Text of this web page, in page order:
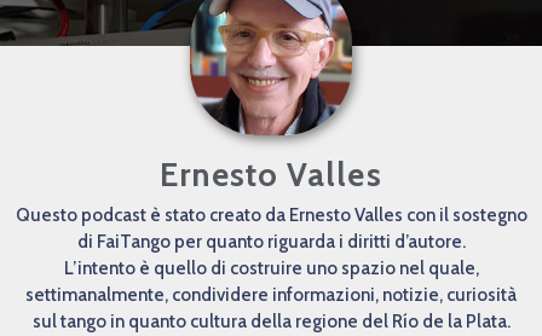
Ernesto Valles
Questo podcast è stato creato da Ernesto Valles con il sostegno
di FaiTango per quanto riguarda i diritti d’autore.
L’intento è quello di costruire uno spazio nel quale,
settimanalmente, condividere informazioni, notizie, curiosità
sul tango in quanto cultura della regione del Río de la Plata.